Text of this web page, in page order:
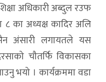
अधिकारी अब्दुल रउफ
८ का अध्यक्ष कादिर अलि
अंसारी लगायतले यस
चौतर्फि विकासका
भयो । कार्यक्रममा वडा